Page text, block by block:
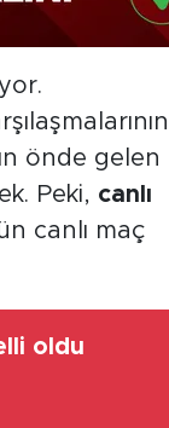
önde gelen
Peki, canlı
canlı maç
oldu